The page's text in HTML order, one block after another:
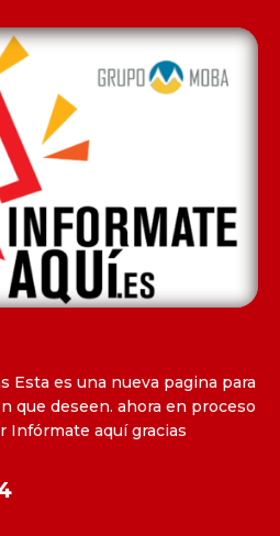
Esta es una nueva pagina para
que deseen. ahora en proceso
Infórmate aquí gracias